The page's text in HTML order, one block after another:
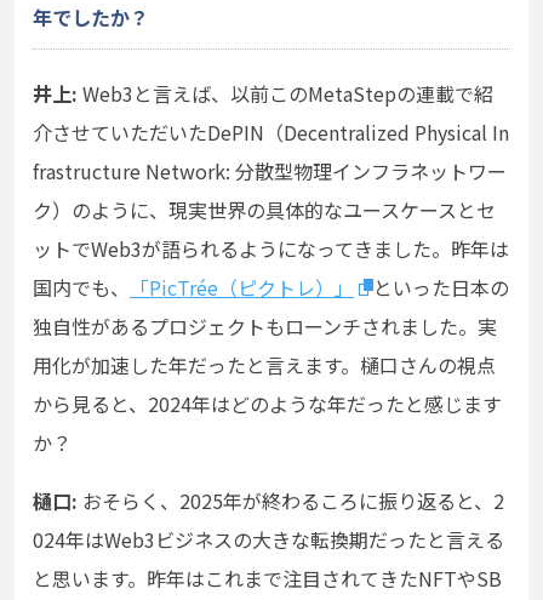
年でしたか？
井上: Web3と言えば、以前このMetaStepの連載で紹
介させていただいたDePIN（Decentralized Physical In
frastructure Network: 分散型物理インフラネットワー
ク）のように、現実世界の具体的なユースケースとセ
ットでWeb3が語られるようになってきました。昨年は
国内でも、
「PicTrée（ピクトレ）」
といった日本の
独自性があるプロジェクトもローンチされました。実
用化が加速した年だったと言えます。樋口さんの視点
から見ると、2024年はどのような年だったと感じます
か？
樋口: おそらく、2025年が終わるころに振り返ると、2
024年はWeb3ビジネスの大きな転換期だったと言える
と思います。昨年はこれまで注目されてきたNFTやSB